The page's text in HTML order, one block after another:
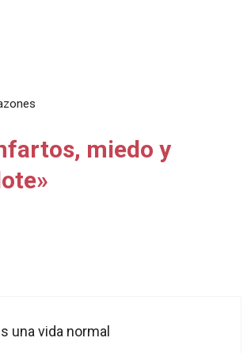
miedo y
una vida normal